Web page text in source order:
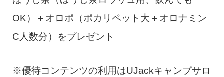
OK）＋オロポ（ポカリペット大＋オロナミン
C人数分）をプレゼント
※優待コンテンツの利用はUJackキャンプサロ